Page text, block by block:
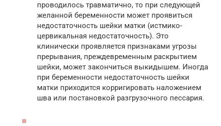
проводилось травматично, то при следующей
желанной беременности может проявиться
недостаточность шейки матки (истмико-
цервикальная недостаточность). Это
клинически проявляется признаками угрозы
прерывания, преждевременным раскрытием
шейки, может закончиться выкидышем. Иногда
при беременности недостаточность шейки
матки приходится корригировать наложением
шва или постановкой разгрузочного пессария.